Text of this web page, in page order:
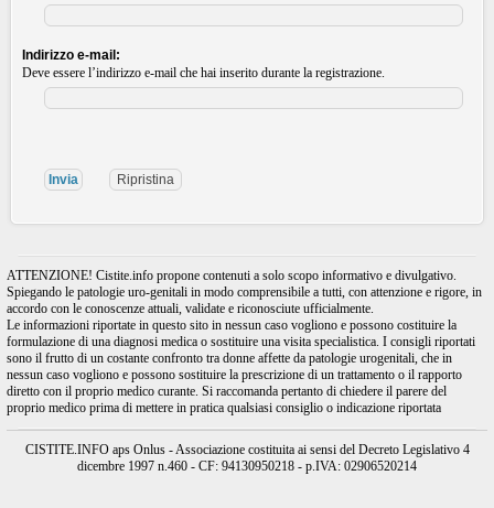
Indirizzo e-mail:
Deve essere l’indirizzo e-mail che hai inserito durante la registrazione.
ATTENZIONE! Cistite.info propone contenuti a solo scopo informativo e divulgativo.
Spiegando le patologie uro-genitali in modo comprensibile a tutti, con attenzione e rigore, in
accordo con le conoscenze attuali, validate e riconosciute ufficialmente.
Le informazioni riportate in questo sito in nessun caso vogliono e possono costituire la
formulazione di una diagnosi medica o sostituire una visita specialistica. I consigli riportati
sono il frutto di un costante confronto tra donne affette da patologie urogenitali, che in
nessun caso vogliono e possono sostituire la prescrizione di un trattamento o il rapporto
diretto con il proprio medico curante. Si raccomanda pertanto di chiedere il parere del
proprio medico prima di mettere in pratica qualsiasi consiglio o indicazione riportata
CISTITE.INFO aps Onlus - Associazione costituita ai sensi del Decreto Legislativo 4
dicembre 1997 n.460 - CF: 94130950218 - p.IVA: 02906520214